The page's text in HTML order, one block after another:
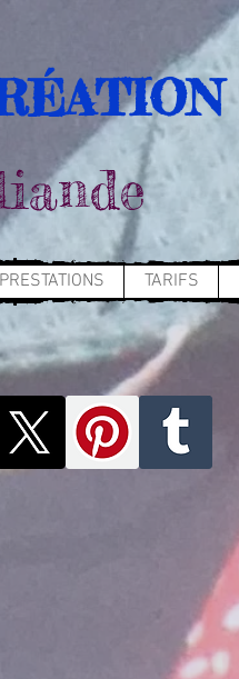
PRESTATIONS TARIFS